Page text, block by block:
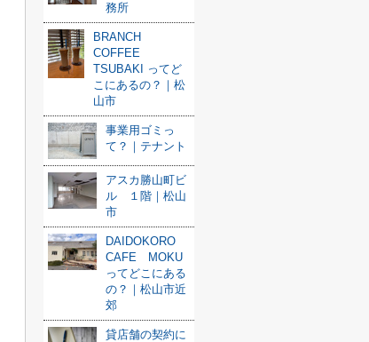
務所
BRANCH
COFFEE
TSUBAKI ってど
こにあるの？｜松
山市
事業用ゴミっ
て？｜テナント
アスカ勝山町ビ
ル １階｜松山
市
DAIDOKORO
CAFE MOKU
ってどこにある
の？｜松山市近
郊
貸店舗の契約に